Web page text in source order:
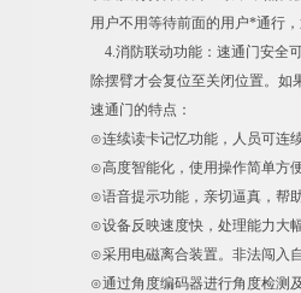
用户不用等待前面的用户*通行
4.消防联动功能：速通门安全
除摆臂才会复位至关闭位置。如
速通门的特点：
⊙连续读卡记忆功能，人员可连
⊙高度智能化，使用操作简单方
⊙语音提示功能，亲切逼真，帮
⊙设备反映速度快，处理能力大
⊙采用电磁离合装置。非法闯入
⊙通过角度编码器进行角度检测